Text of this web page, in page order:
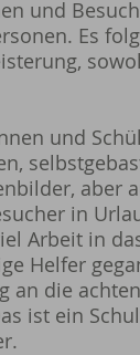
und
Es
und
aber
in
Arbeit in
Helfer
an die
ist ein